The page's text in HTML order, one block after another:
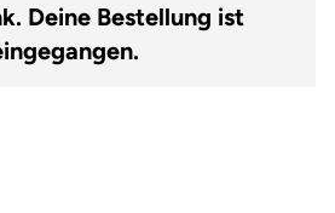
Deine Bestellung ist